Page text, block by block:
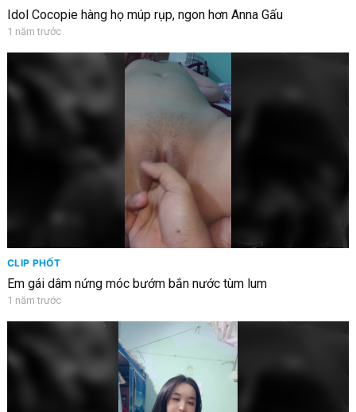
Idol Cocopie hàng họ múp rụp, ngon hơn Anna Gấu
1 năm trước
CLIP PHỐT
Em gái dâm nứng móc bướm bắn nước tùm lum
1 năm trước